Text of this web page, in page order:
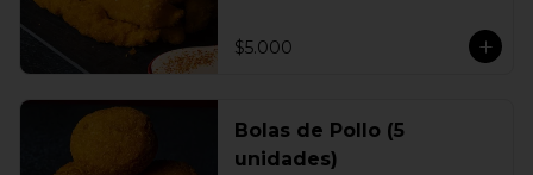
$5.000
Bolas de Pollo (5
unidades)